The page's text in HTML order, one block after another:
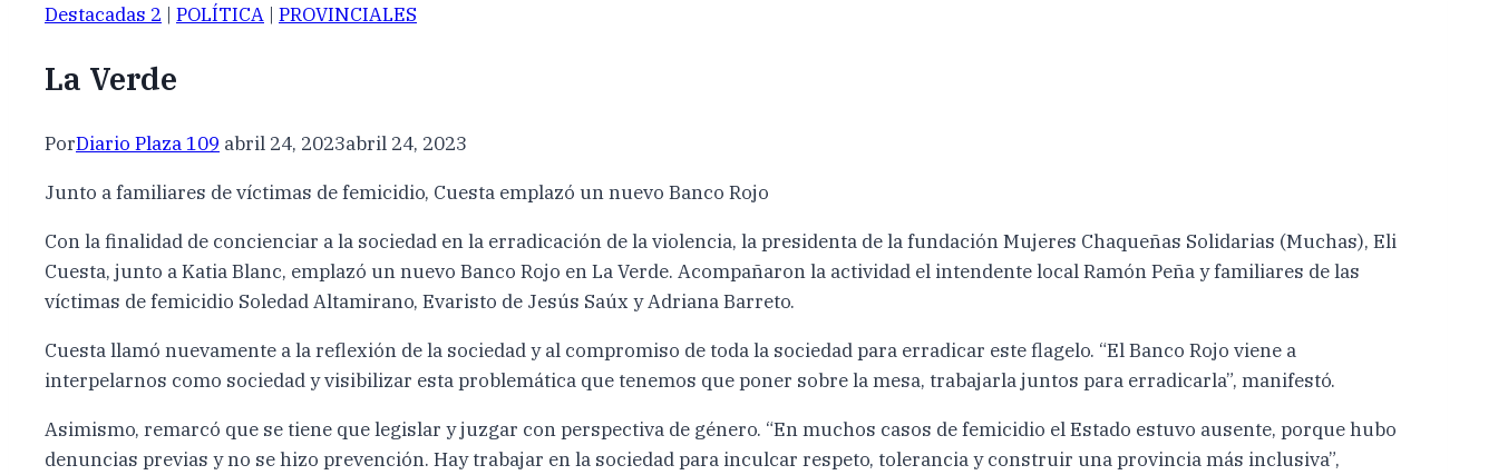
Destacadas 2 | POLÍTICA | PROVINCIALES
La Verde
PorDiario Plaza 109 abril 24, 2023abril 24, 2023
Junto a familiares de víctimas de femicidio, Cuesta emplazó un nuevo Banco Rojo
Con la finalidad de concienciar a la sociedad en la erradicación de la violencia, la presidenta de la fundación Mujeres Chaqueñas Solidarias (Muchas), Eli
Cuesta, junto a Katia Blanc, emplazó un nuevo Banco Rojo en La Verde. Acompañaron la actividad el intendente local Ramón Peña y familiares de las
víctimas de femicidio Soledad Altamirano, Evaristo de Jesús Saúx y Adriana Barreto.
Cuesta llamó nuevamente a la reflexión de la sociedad y al compromiso de toda la sociedad para erradicar este flagelo. “El Banco Rojo viene a
interpelarnos como sociedad y visibilizar esta problemática que tenemos que poner sobre la mesa, trabajarla juntos para erradicarla”, manifestó.
Asimismo, remarcó que se tiene que legislar y juzgar con perspectiva de género. “En muchos casos de femicidio el Estado estuvo ausente, porque hubo
denuncias previas y no se hizo prevención. Hay trabajar en la sociedad para inculcar respeto, tolerancia y construir una provincia más inclusiva”,